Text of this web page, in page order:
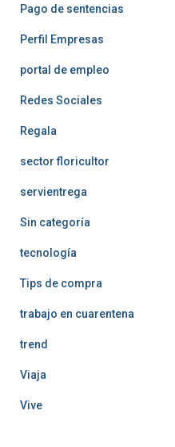
Pago de sentencias
Perfil Empresas
portal de empleo
Redes Sociales
Regala
sector floricultor
servientrega
Sin categoría
tecnología
Tips de compra
trabajo en cuarentena
trend
Viaja
Vive